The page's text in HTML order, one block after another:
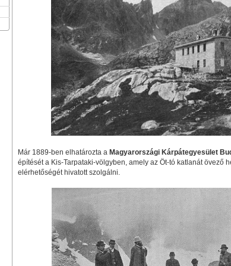
Már 1889-ben elhatározta a Magyarországi Kárpátegyesület
építését a Kis-Tarpataki-völgyben, amely az Öt-tó katlanát övező
elérhetőségét hivatott szolgálni.